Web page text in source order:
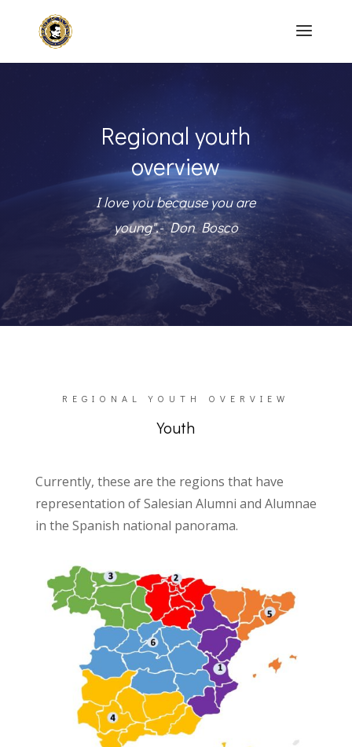
Regional youth
overview
I love you because you are
young".- Don Bosco
REGIONAL YOUTH OVERVIEW
Youth
Currently, these are the regions that have
representation of Salesian Alumni and Alumnae
in the Spanish national panorama.